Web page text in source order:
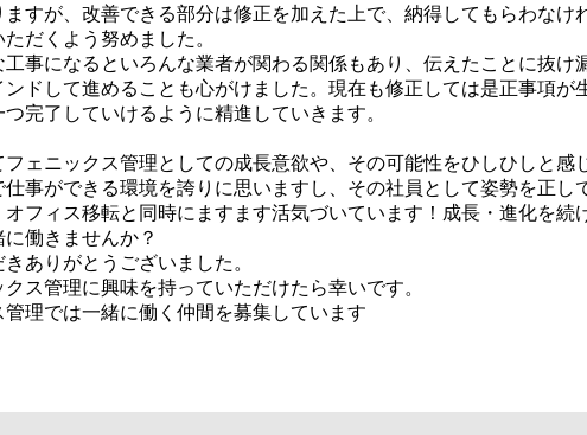
すが、改善できる部分は修正を加えた上で、納得してもらわなけ
だくよう努めました。
事になるといろんな業者が関わる関係もあり、伝えたことに抜け
ドして進めることも心がけました。現在も修正しては是正事項が
完了していけるように精進していきます。
ェニックス管理としての成長意欲や、その可能性をひしひしと感
事ができる環境を誇りに思いますし、その社員として姿勢を正し
フィス移転と同時にますます活気づいています！成長・進化を続
働きませんか？
ありがとうございました。
ス管理に興味を持っていただけたら幸いです。
理では一緒に働く仲間を募集しています